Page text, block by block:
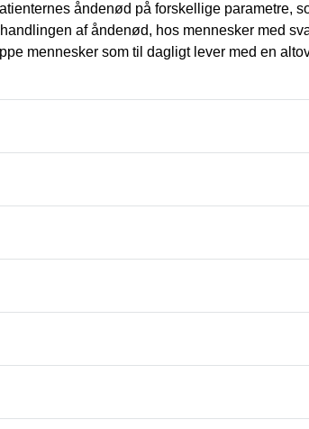
åndenød på forskellige parametre,
af åndenød, hos mennesker med
mennesker som til dagligt lever med en